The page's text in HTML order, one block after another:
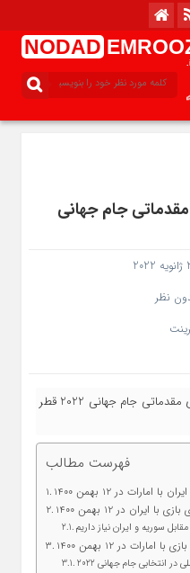
NODAD
مقدماتی جام جهانی
نظر
تیم ملی فوتبال کشورمان در بازی بعدی مقدماتی جام جهانی 2022 قطر
فهرست مطالب
امارات در 12 بهمن 1400
در 12 بهمن 1400
سوریه و ایران نیاز داریم
در 12 بهمن 1400
در انتخابی جام جهانی 2022